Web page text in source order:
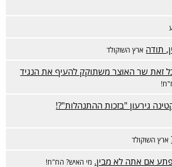
תודה ארץ השוקולד
זאת שר האוצר משתוקק להעיף את הנגיד
גירעון "בזכות ההתנהלות"?!
ארץ השוקולד
אם אתה לא מבין. מי האיש? הח"ח!